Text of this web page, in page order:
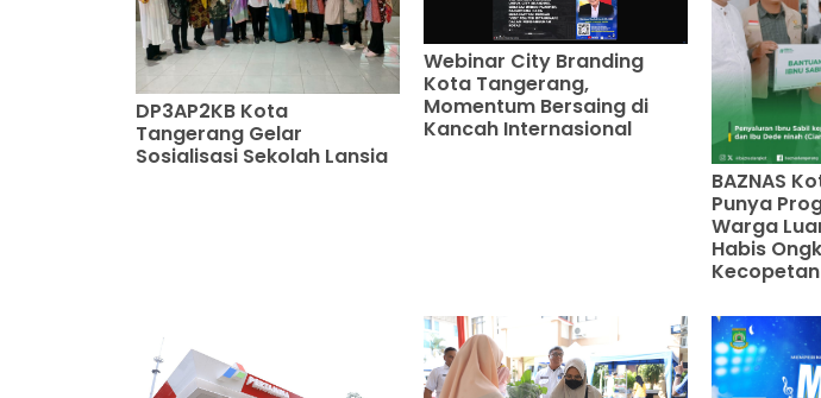
DP3AP2KB Kota
Tangerang Gelar
Sosialisasi Sekolah Lansia
Webinar City Branding
Kota Tangerang,
Momentum Bersaing di
Kancah Internasional
BAZNAS
Punya
Warga
Habis
Kecopetan